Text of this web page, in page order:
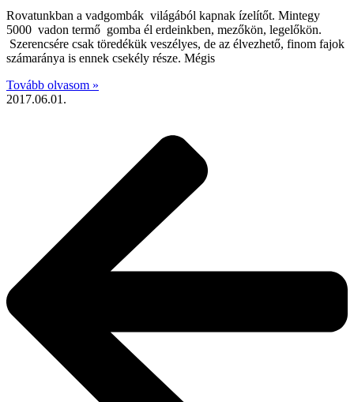
Rovatunkban a vadgombák világából kapnak ízelítőt. Mintegy
5000 vadon termő gomba él erdeinkben, mezőkön, legelőkön.
Szerencsére csak töredékük veszélyes, de az élvezhető, finom fajok
számaránya is ennek csekély része. Mégis
Tovább olvasom »
2017.06.01.